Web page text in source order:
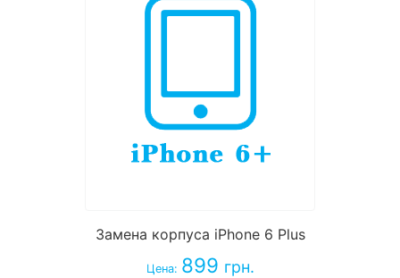
Замена корпуса iPhone 6 Plus
Цена: 899 грн.